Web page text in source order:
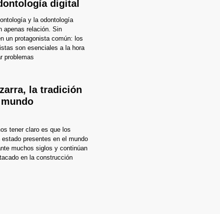
digital
y la odontología
apenas relación. Sin
un protagonista común: los
son esenciales a la hora
problemas
la tradición
tener claro es que los
presentes en el mundo
muchos siglos y continúan
en la construcción